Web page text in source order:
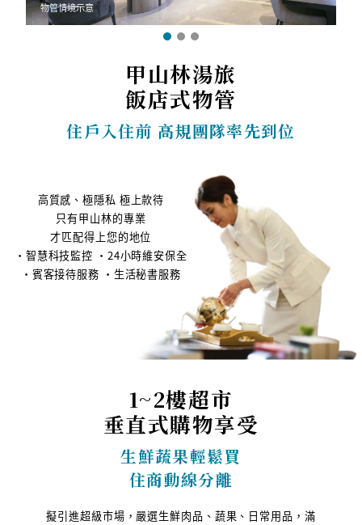
物管情境示意
甲山林湯旅
飯店式物管
住戶入住前 高規團隊率先到位
高質感、極隱私 極上款待
只有甲山林的專業
才匹配得上您的地位
•智慧科技監控 •24小時維安保全
•賓客接待服務 •生活秘書服務
1~2樓超市
垂直式購物享受
生鮮蔬果輕鬆買
住商動線分離
擬引進超級市場，嚴選生鮮肉品、蔬果、日常用品，滿